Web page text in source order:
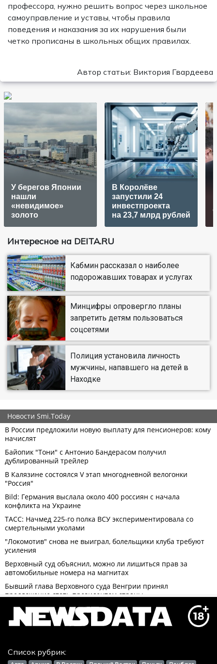
профессора, нужно решить вопрос через школьное
самоуправление и уставы, чтобы правила
поведения и наказания за их нарушения были
четко прописаны в школьных общих правилах.
Автор статьи: Виктория Гвардеева
У берегов Японии
нашли
«невидимое»
золото
В Королёве
запустили 24
инвестпроекта
на 23,7 млрд рублей
Интересное на DEITA.RU
Кабмин рассказал о наиболее
подорожавших товарах и услугах
Минцифры опровергло планы
запретить детям пользоваться
соцсетями
Полиция установила личность
мужчины, напавшего на детей в
Находке
Список рубрик: